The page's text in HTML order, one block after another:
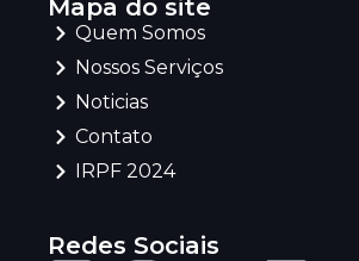
Mapa do site
Quem Somos
Nossos Serviços
Noticias
Contato
IRPF 2024
Redes Sociais